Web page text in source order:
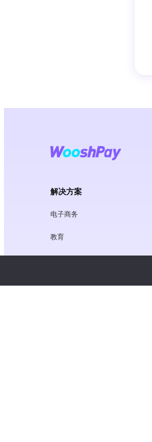
解决方案
电子商务
教育
医疗